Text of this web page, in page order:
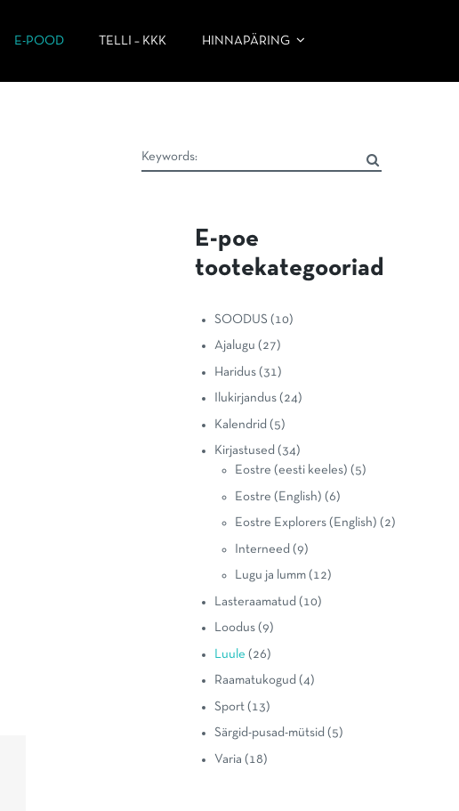
E-POOD TELLI – KKK HINNAPÄRING
E-poe
tootekategooriad
SOODUS (10)
Ajalugu (27)
Haridus (31)
Ilukirjandus (24)
Kalendrid (5)
Kirjastused (34)
Eostre (eesti keeles) (5)
Eostre (English) (6)
Eostre Explorers (English) (2)
Interneed (9)
Lugu ja lumm (12)
Lasteraamatud (10)
Loodus (9)
Luule (26)
Raamatukogud (4)
Sport (13)
Särgid-pusad-mütsid (5)
Varia (18)